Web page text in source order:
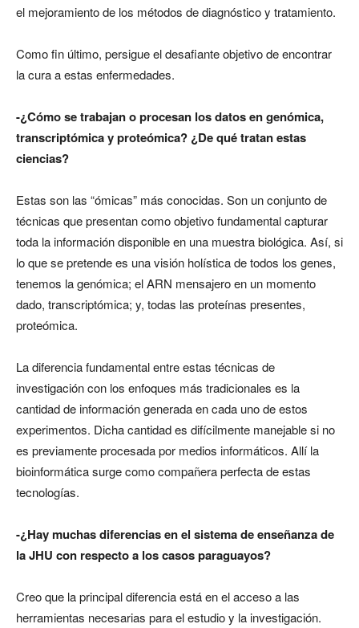
el mejoramiento de los métodos de diagnóstico y tratamiento.
Como fin último, persigue el desafiante objetivo de encontrar
la cura a estas enfermedades.
-¿Cómo se trabajan o procesan los datos en genómica,
transcriptómica y proteómica? ¿De qué tratan estas
ciencias?
Estas son las “ómicas” más conocidas. Son un conjunto de
técnicas que presentan como objetivo fundamental capturar
toda la información disponible en una muestra biológica. Así, si
lo que se pretende es una visión holística de todos los genes,
tenemos la genómica; el ARN mensajero en un momento
dado, transcriptómica; y, todas las proteínas presentes,
proteómica.
La diferencia fundamental entre estas técnicas de
investigación con los enfoques más tradicionales es la
cantidad de información generada en cada uno de estos
experimentos. Dicha cantidad es difícilmente manejable si no
es previamente procesada por medios informáticos. Allí la
bioinformática surge como compañera perfecta de estas
tecnologías.
-¿Hay muchas diferencias en el sistema de enseñanza de
la JHU con respecto a los casos paraguayos?
Creo que la principal diferencia está en el acceso a las
herramientas necesarias para el estudio y la investigación.